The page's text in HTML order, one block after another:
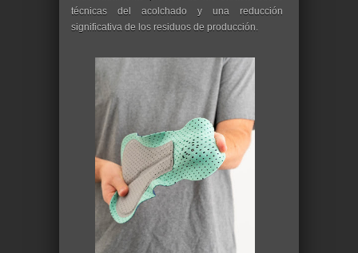
técnicas del acolchado y una reducción
significativa de los residuos de producción.